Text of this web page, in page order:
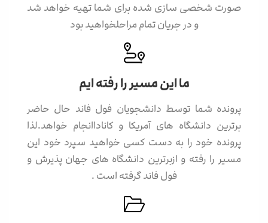
صورت شخصی سازی شده برای شما تهیه خواهد شد
و در جریان تمام مراحلخواهید بود
ما این مسیر را رفته ایم
پرونده شما توسط دانشجویان فول فاند حال حاضر
برترین دانشگاه های آمریکا و کاناداانجام خواهد.لذا
پرونده خود را به دست کسی خواهید سپرد خود این
مسیر را رفته و ازبرترین دانشگاه های جهان پذیرش و
فول فاند گرفته است .